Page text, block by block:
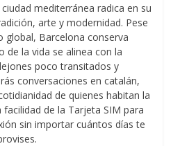
mediterránea radica en su
arte y modernidad. Pese
global, Barcelona conserva
de la vida se alinea con la
poco transitados y
conversaciones en catalán,
de quienes habitan la
de la Tarjeta SIM para
sin importar cuántos días te